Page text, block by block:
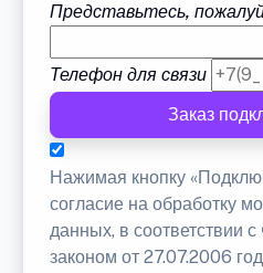
Представьтесь,
Телефон для связи
Заказ
Нажимая кнопку
согласие на обработку
данных, в соответствии
законом от 27.07.2006